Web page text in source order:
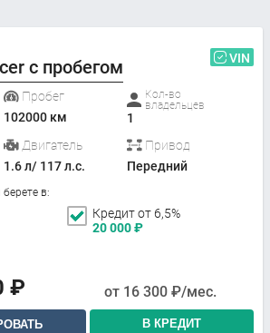
с пробегом VIN
Пробег
102000 км
Кол-во
владельцев
1
Двигатель
1.6 л/ 117 л.с.
Привод
Передний
в:
Кредит от 6,5%
20 000₽
₽ от 16 300 ₽/мес.
В КРЕДИТ